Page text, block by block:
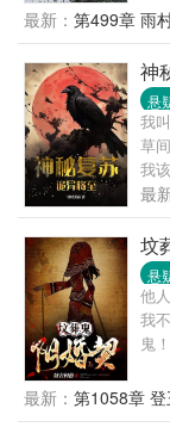
界
老
子
除
六
就
父
月
是
女
说
我
最新： 第499章 雨
神
悬
我
草
我
最
坟
悬
他
我
鬼
有
迷
最新： 第1058章 登